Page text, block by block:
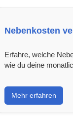
Nebenkosten
Erfahre, welche
wie du deine
Mehr erfahren